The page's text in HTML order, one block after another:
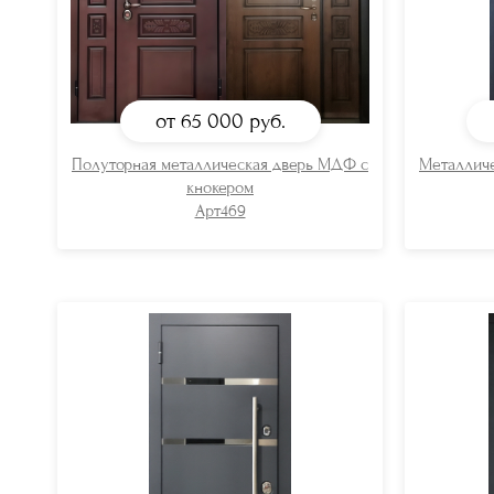
от 65 000 руб.
Полуторная металлическая дверь МДФ с
кнокером
Арт469